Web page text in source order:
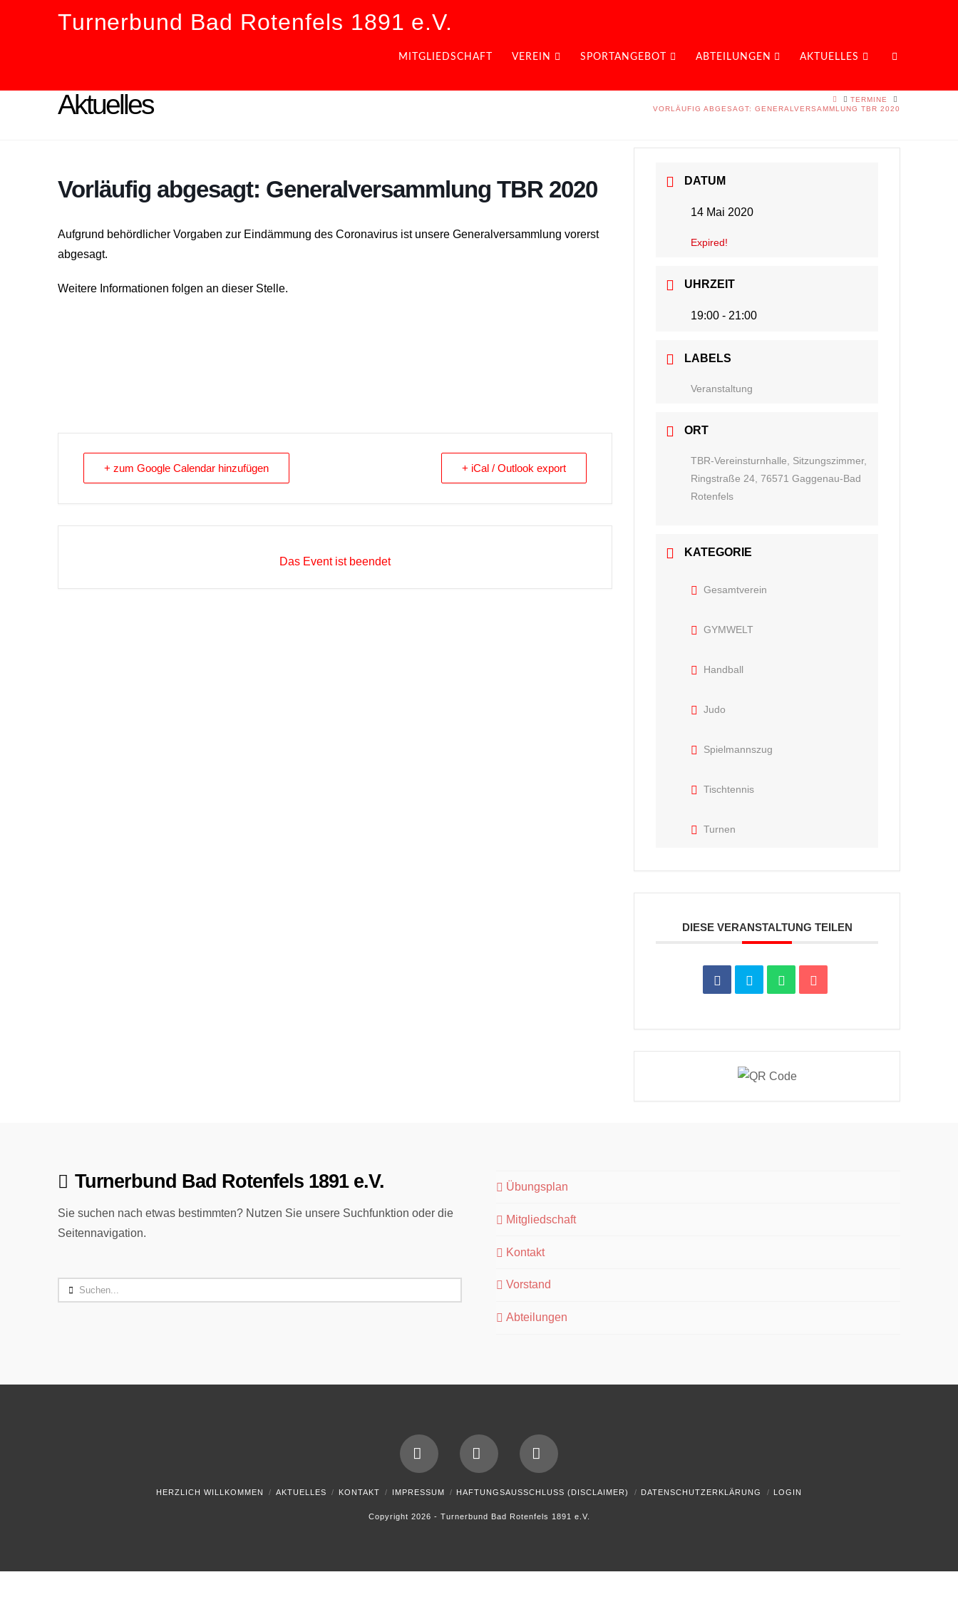
Turnerbund Bad Rotenfels 1891 e.V.
MITGLIEDSCHAFT VEREIN SPORTANGEBOT ABTEILUNGEN AKTUELLES
Aktuelles HOMETERMINE
VORLÄUFIG ABGESAGT: GENERALVERSAMMLUNG TBR 2020
Vorläufig abgesagt: Generalversammlung TBR 2020
Aufgrund behördlicher Vorgaben zur Eindämmung des Coronavirus ist unsere Generalversammlung vorerst
abgesagt.
Weitere Informationen folgen an dieser Stelle.
+ zum Google Calendar hinzufügen + iCal / Outlook export
Das Event ist beendet
DATUM
14 Mai 2020
Expired!
UHRZEIT
19:00 - 21:00
LABELS
Veranstaltung
ORT
TBR-Vereinsturnhalle, Sitzungszimmer,
Ringstraße 24, 76571 Gaggenau-Bad
Rotenfels
KATEGORIE
Gesamtverein
GYMWELT
Handball
Judo
Spielmannszug
Tischtennis
Turnen
DIESE VERANSTALTUNG TEILEN
Turnerbund Bad Rotenfels 1891 e.V.
Sie suchen nach etwas bestimmten? Nutzen Sie unsere Suchfunktion oder die
Seitennavigation.
Search
Übungsplan
Mitgliedschaft
Kontakt
Vorstand
Abteilungen
FacebookYouTubeInstagram
HERZLICH WILLKOMMEN AKTUELLES KONTAKT IMPRESSUM HAFTUNGSAUSSCHLUSS (DISCLAIMER) DATENSCHUTZERKLÄRUNG LOGIN
Copyright 2026 - Turnerbund Bad Rotenfels 1891 e.V.